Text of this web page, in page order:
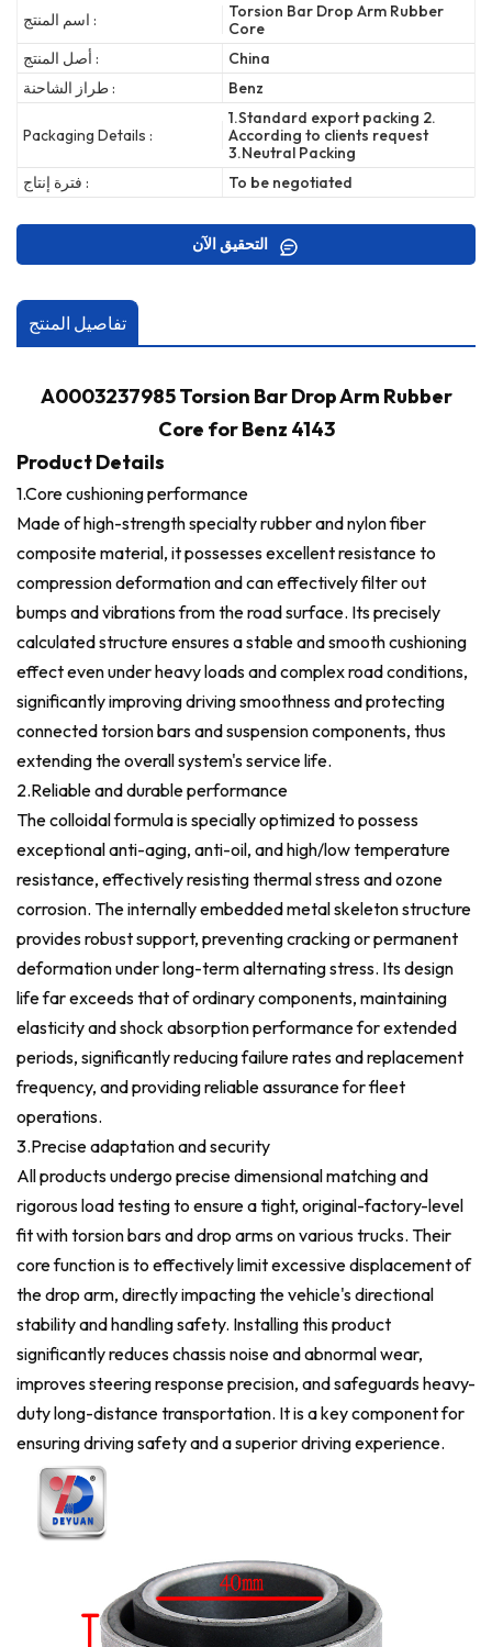
اسم المنتج :
Torsion Bar Drop Arm Rubber
Core
أصل المنتج :
China
طراز الشاحنة :
Benz
Packaging Details :
1.Standard export packing 2.
According to clients request
3.Neutral Packing
فترة إنتاج :
To be negotiated
تفاصيل المنتج
A0003237985 Torsion Bar Drop Arm Rubber
Core for Benz 4143
Product Details
1.Core cushioning performance
Made of high-strength specialty rubber and nylon fiber
composite material, it possesses excellent resistance to
compression deformation and can effectively filter out
bumps and vibrations from the road surface. Its precisely
calculated structure ensures a stable and smooth cushioning
effect even under heavy loads and complex road conditions,
significantly improving driving smoothness and protecting
connected torsion bars and suspension components, thus
extending the overall system's service life.
2.Reliable and durable performance
The colloidal formula is specially optimized to possess
exceptional anti-aging, anti-oil, and high/low temperature
resistance, effectively resisting thermal stress and ozone
corrosion. The internally embedded metal skeleton structure
provides robust support, preventing cracking or permanent
deformation under long-term alternating stress. Its design
life far exceeds that of ordinary components, maintaining
elasticity and shock absorption performance for extended
periods, significantly reducing failure rates and replacement
frequency, and providing reliable assurance for fleet
operations.
3.Precise adaptation and security
All products undergo precise dimensional matching and
rigorous load testing to ensure a tight, original-factory-level
fit with torsion bars and drop arms on various trucks. Their
core function is to effectively limit excessive displacement of
the drop arm, directly impacting the vehicle's directional
stability and handling safety. Installing this product
significantly reduces chassis noise and abnormal wear,
improves steering response precision, and safeguards heavy-
duty long-distance transportation. It is a key component for
ensuring driving safety and a superior driving experience.